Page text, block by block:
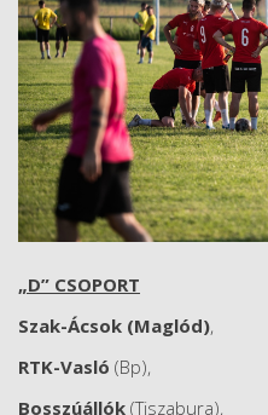
„D” CSOPORT
Szak-Ácsok (Maglód),
RTK-Vasló (Bp),
Bosszúállók (Tiszabura),